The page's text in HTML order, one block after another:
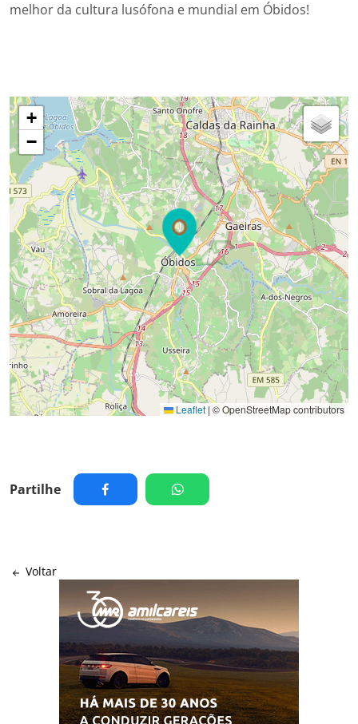
melhor da cultura lusófona e mundial em Óbidos!
+
−
Leaflet | © OpenStreetMap contributors
Partilhe
Voltar